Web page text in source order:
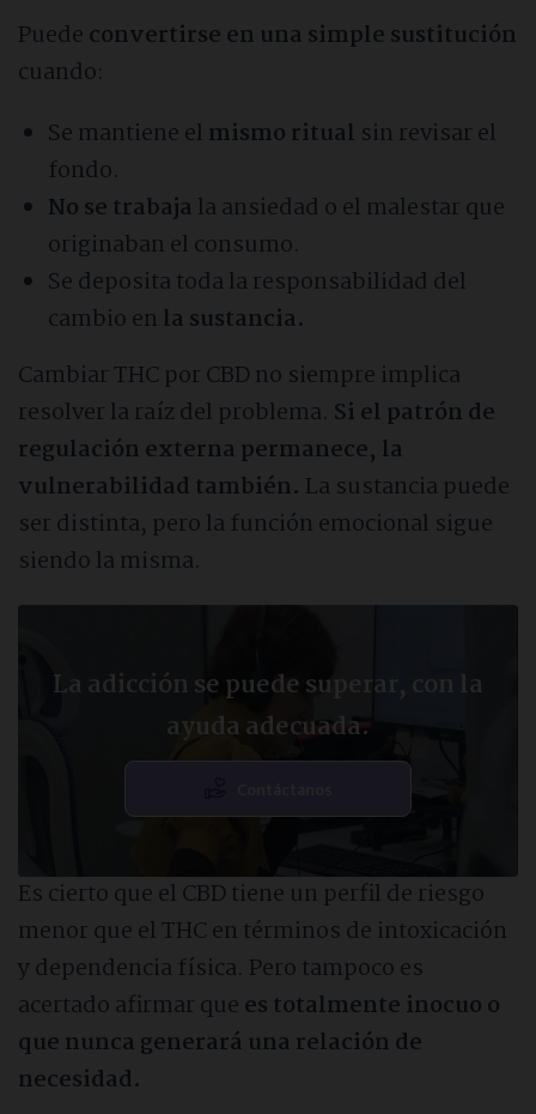
Puede convertirse en una simple sustitución
cuando:
Se mantiene el mismo ritual sin revisar el
fondo.
No se trabaja la ansiedad o el malestar que
originaban el consumo.
Se deposita toda la responsabilidad del
cambio en la sustancia.
Cambiar THC por CBD no siempre implica
resolver la raíz del problema. Si el patrón de
regulación externa permanece, la
vulnerabilidad también. La sustancia puede
ser distinta, pero la función emocional sigue
siendo la misma.
La adicción se puede superar, con la
ayuda adecuada.
Es cierto que el CBD tiene un perfil de riesgo
menor que el THC en términos de intoxicación
y dependencia física. Pero tampoco es
acertado afirmar que es totalmente inocuo o
que nunca generará una relación de
necesidad.